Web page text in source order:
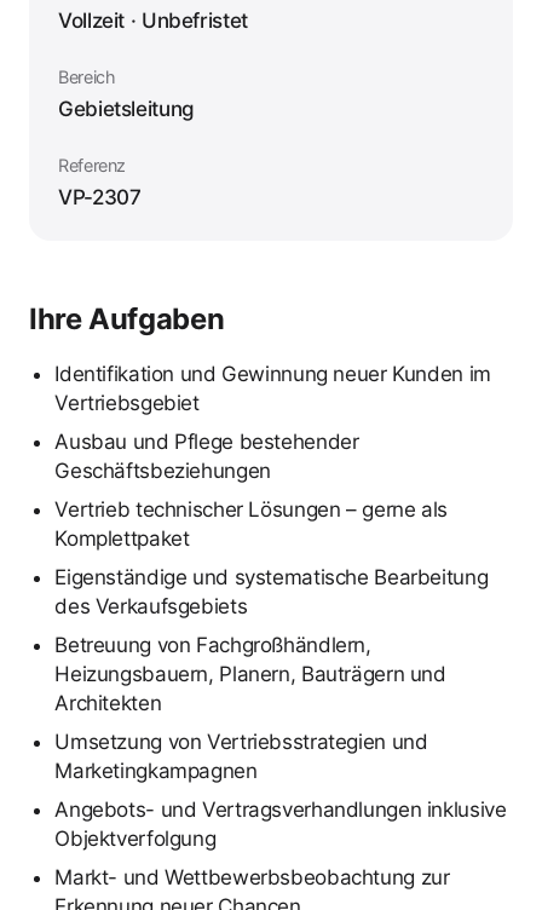
Vollzeit · Unbefristet
Bereich
Gebietsleitung
Referenz
VP-2307
Ihre Aufgaben
Identifikation und Gewinnung neuer Kunden im
Vertriebsgebiet
Ausbau und Pflege bestehender
Geschäftsbeziehungen
Vertrieb technischer Lösungen – gerne als
Komplettpaket
Eigenständige und systematische Bearbeitung
des Verkaufsgebiets
Betreuung von Fachgroßhändlern,
Heizungsbauern, Planern, Bauträgern und
Architekten
Umsetzung von Vertriebsstrategien und
Marketingkampagnen
Angebots- und Vertragsverhandlungen inklusive
Objektverfolgung
Markt- und Wettbewerbsbeobachtung zur